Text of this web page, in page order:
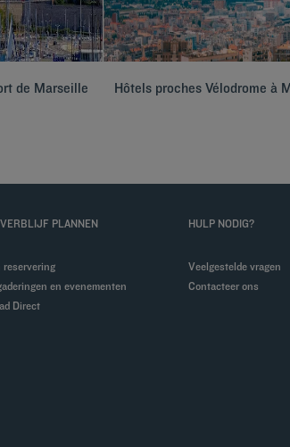
de Marseille Hôtels proches Vélodrome à
PLANNEN
reservering
en evenementen
Direct
HULP NODIG?
Veelgestelde vragen
Contacteer ons